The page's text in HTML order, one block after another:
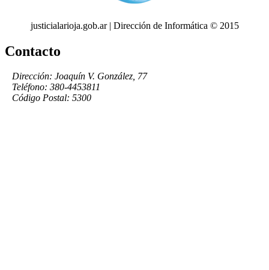
justicialarioja.gob.ar | Dirección de Informática © 2015
Contacto
Dirección: Joaquín V. González, 77
Teléfono: 380-4453811
Código Postal: 5300